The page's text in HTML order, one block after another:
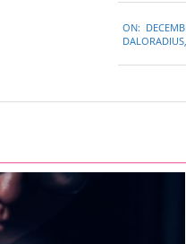
12-
ON:
DALORADIUS